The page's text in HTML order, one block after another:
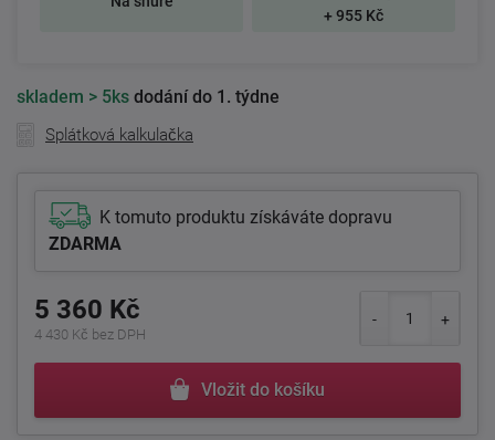
+ 955 Kč
skladem > 5ks dodání do 1. týdne
Splátková kalkulačka
K tomuto produktu získáváte dopravu
ZDARMA
5 360 Kč
4 430 Kč bez DPH
Vložit do košíku